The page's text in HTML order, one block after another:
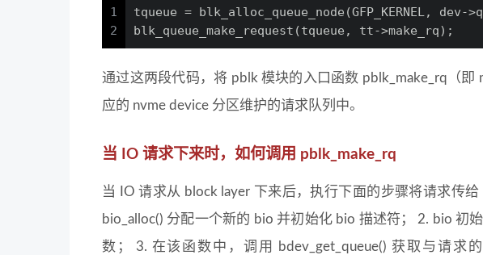
1
2
tqueue = blk_alloc_queue_node(GFP_KERNEL, dev-
blk_queue_make_request(tqueue, tt->make_rq);
通过这两段代码，将 pblk 模块的入口函数 pblk_make_rq（
应的 nvme device 分区维护的请求队列中。
当 IO 请求下来时，如何调用 pblk_make_rq
当 IO 请求从 block layer 下来后，执行下面的步骤将请求传
bio_alloc() 分配一个新的 bio 并初始化 bio 描述符； 2. bio 初
数； 3. 在该函数中，调用 bdev_get_queue() 获取与请